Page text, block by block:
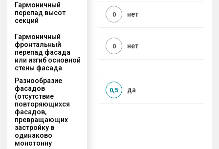
Гармоничный
перепад высот
секций
нет
0
Гармоничный
фронтальный
перепад фасада
или изгиб основной
стены фасада
нет
0
Разнообразие
фасадов
(отсутствие
повторяющихся
фасадов,
превращающих
застройку в
одинаково
монотонну
да
0,5